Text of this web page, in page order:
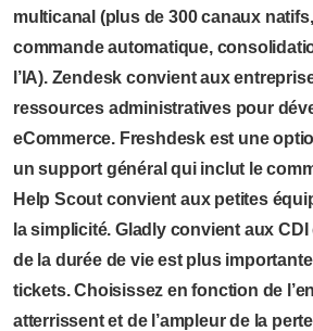
multicanal (plus de 300 canaux
commande automatique,
l’IA). Zendesk convient aux
ressources administratives pour
eCommerce. Freshdesk est une
un support général qui inclut le
Help Scout convient aux petites
la simplicité. Gladly convient aux
de la durée de vie est plus
tickets. Choisissez en fonction de
atterrissent et de l’ampleur de la